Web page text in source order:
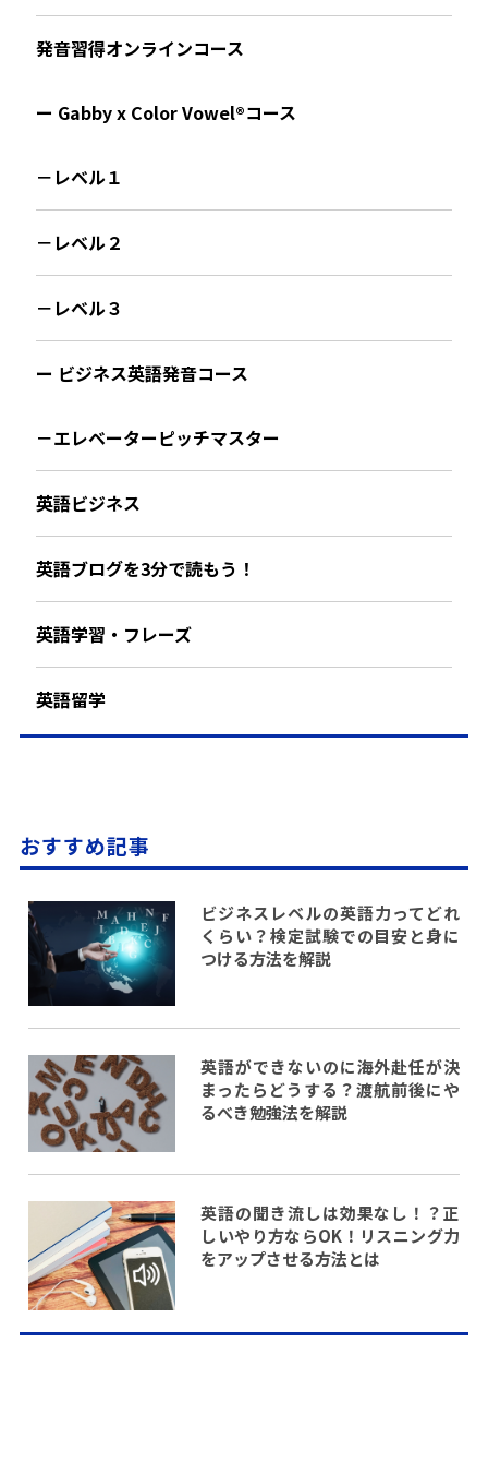
発音習得オンラインコース
ー Gabby x Color Vowel®︎コース
－レベル１
－レベル２
－レベル３
ー ビジネス英語発音コース
－エレベーターピッチマスター
英語ビジネス
英語ブログを3分で読もう！
英語学習・フレーズ
英語留学
おすすめ記事
ビジネスレベルの英語力ってどれ
くらい？検定試験での目安と身に
つける方法を解説
英語ができないのに海外赴任が決
まったらどうする？渡航前後にや
るべき勉強法を解説
英語の聞き流しは効果なし！？正
しいやり方ならOK！リスニング力
をアップさせる方法とは